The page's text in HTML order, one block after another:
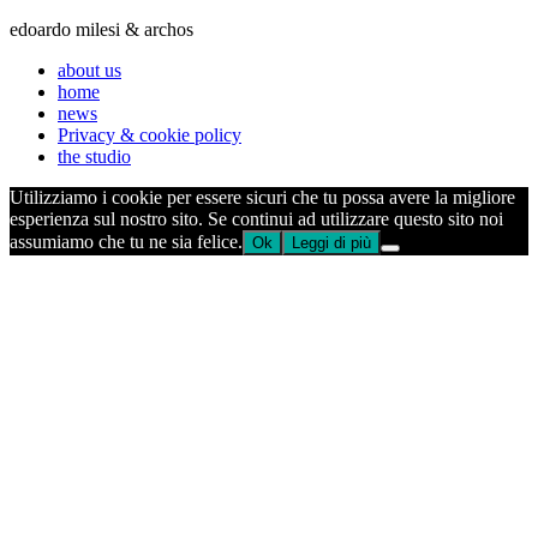
edoardo milesi & archos
about us
home
news
Privacy & cookie policy
the studio
Utilizziamo i cookie per essere sicuri che tu possa avere la migliore
esperienza sul nostro sito. Se continui ad utilizzare questo sito noi
assumiamo che tu ne sia felice. Ok Leggi di più